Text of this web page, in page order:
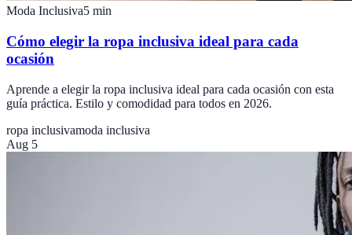
Moda Inclusiva5 min
Cómo elegir la ropa inclusiva ideal para cada
ocasión
Aprende a elegir la ropa inclusiva ideal para cada ocasión con esta
guía práctica. Estilo y comodidad para todos en 2026.
ropa inclusivamoda inclusiva
Aug 5